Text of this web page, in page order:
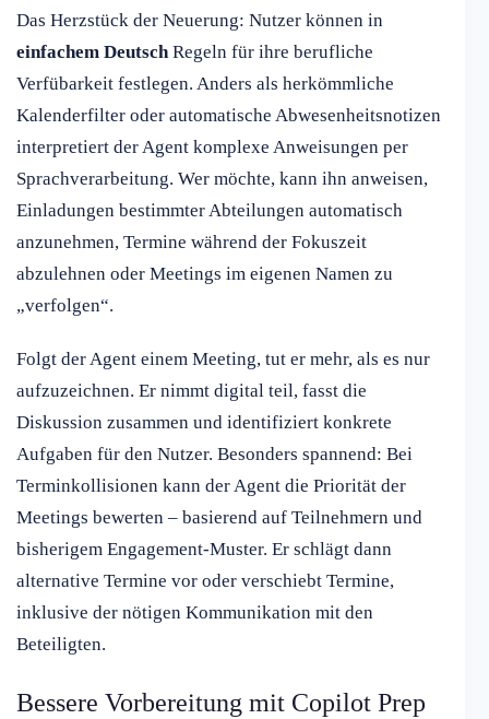
Das Herzstück der Neuerung: Nutzer können in
einfachem DeutschRegeln für ihre berufliche
Verfübarkeit festlegen. Anders als herkömmliche
Kalenderfilter oder automatische Abwesenheitsnotizen
interpretiert der Agent komplexe Anweisungen per
Sprachverarbeitung. Wer möchte, kann ihn anweisen,
Einladungen bestimmter Abteilungen automatisch
anzunehmen, Termine während der Fokuszeit
abzulehnen oder Meetings im eigenen Namen zu
„verfolgen“.
Folgt der Agent einem Meeting, tut er mehr, als es nur
aufzuzeichnen. Er nimmt digital teil, fasst die
Diskussion zusammen und identifiziert konkrete
Aufgaben für den Nutzer. Besonders spannend: Bei
Terminkollisionen kann der Agent die Priorität der
Meetings bewerten – basierend auf Teilnehmern und
bisherigem Engagement-Muster. Er schlägt dann
alternative Termine vor oder verschiebt Termine,
inklusive der nötigen Kommunikation mit den
Beteiligten.
Bessere Vorbereitung mit Copilot Prep